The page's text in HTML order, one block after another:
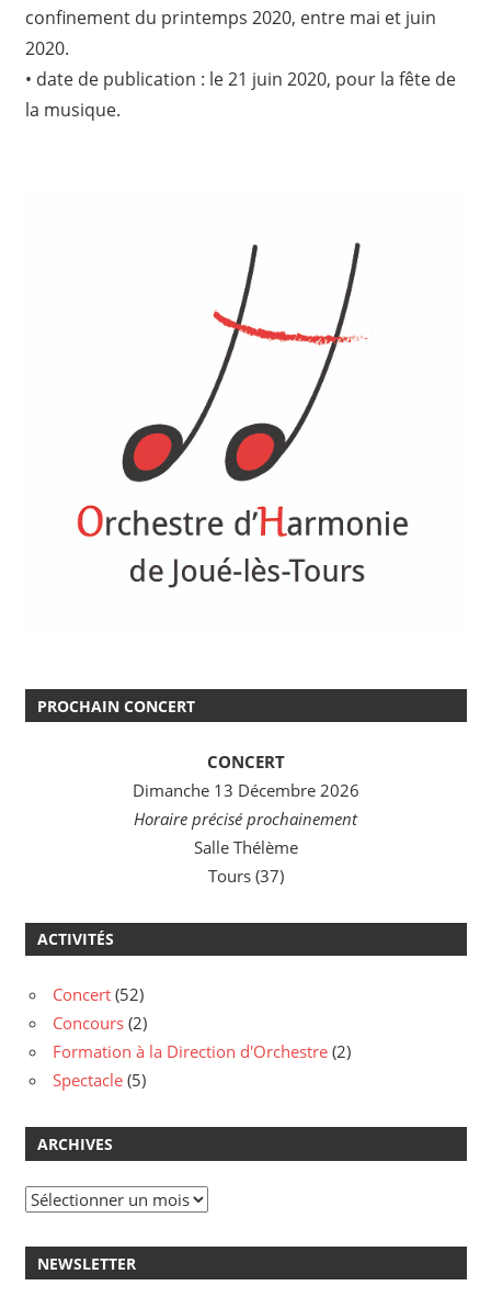
confinement du printemps 2020, entre mai et juin
2020.
• date de publication : le 21 juin 2020, pour la fête de
la musique.
PROCHAIN CONCERT
CONCERT
Dimanche 13 Décembre 2026
Horaire précisé prochainement
Salle Thélème
Tours (37)
ACTIVITÉS
Concert (52)
Concours (2)
Formation à la Direction d'Orchestre (2)
Spectacle (5)
ARCHIVES
Archives
NEWSLETTER